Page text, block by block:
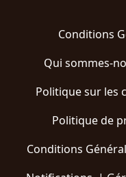
Conditions
Qui sommes-
Politique sur les
Politique de
Conditions